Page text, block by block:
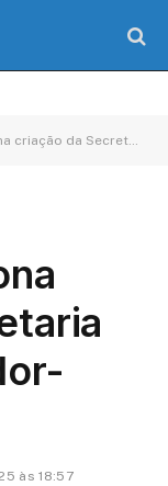
da Ponte Salvador-Itaparica
às 18:57